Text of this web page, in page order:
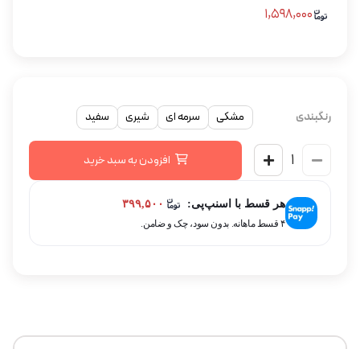
رنگبندی مشکی سرمه ای شیری سفید
افزودن به سبد خرید
هر قسط با اسنپ‌پی:
۴ قسط ماهانه. بدون سود، چک و ضامن.